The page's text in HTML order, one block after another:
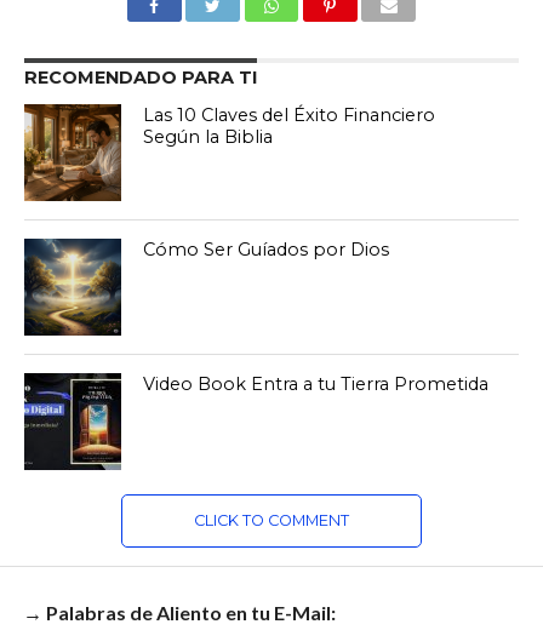
RECOMENDADO PARA TI
Las 10 Claves del Éxito Financiero
Según la Biblia
Cómo Ser Guíados por Dios
Video Book Entra a tu Tierra Prometida
CLICK TO COMMENT
→ Palabras de Aliento en tu E-Mail: